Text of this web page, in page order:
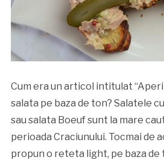
Cum era un articol intitulat
salata pe baza de ton? Salatele
sau salata Boeuf sunt la mare
perioada Craciunului. Tocmai de
propun o reteta light, pe baza de